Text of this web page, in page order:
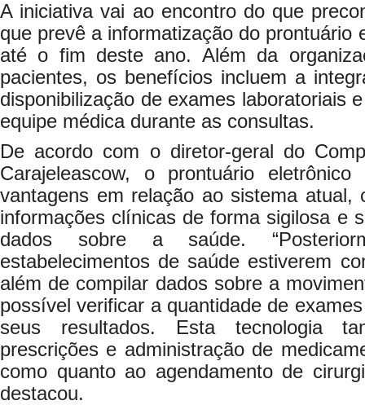
A iniciativa vai ao encontro do que
que prevê a informatização do prontuário
até o fim deste ano. Além da
pacientes, os benefícios incluem a
disponibilização de exames laboratoriais
equipe médica durante as consultas.
De acordo com o diretor-geral do
Carajeleascow, o prontuário
vantagens em relação ao sistema atual,
informações clínicas de forma sigilosa e
dados sobre a saúde.
estabelecimentos de saúde estiverem
além de compilar dados sobre a
possível verificar a quantidade de
seus resultados. Esta tecnologia
prescrições e administração de
como quanto ao agendamento de
destacou.